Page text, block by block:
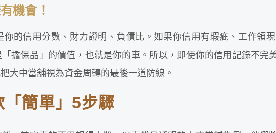
機會！
的信用分數、財力證明、負債比。如果你信用有瑕疵、工作領
擔保品」的價值，也就是你的車。所以，即使你的信用記錄不完
大中當舖視為資金周轉的最後一道防線。
簡單」5步驟